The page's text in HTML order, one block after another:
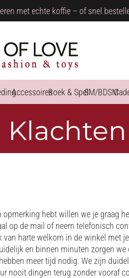
met echte koffie – of snel
AccessoiresBoek & SpelSM/BDSM
opmerking hebt willen we je graag
op de mail of neem telefonisch
van harte welkom in de winkel met
en binnen minuten zorgen we
meer tijd nodig. We zijn
nooit dingen terug zonder vooraf